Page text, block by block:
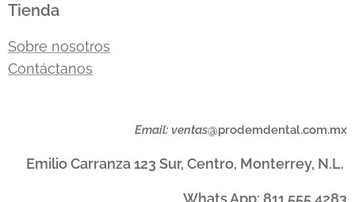
Tienda
Sobre nosotros
Contáctanos
Email: ventas@prodemdental.com.mx
Emilio Carranza 123 Sur, Centro, Monterrey, N.L.
Whats App: 811 555 4283